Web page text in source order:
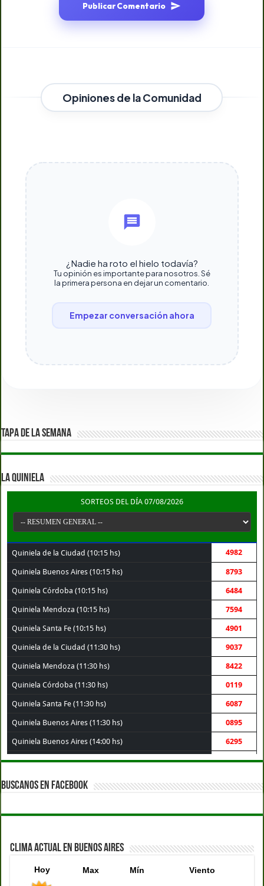
Publicar Comentario
Opiniones de la Comunidad
¿Nadie ha roto el hielo todavía?
Tu opinión es importante para nosotros. Sé
la primera persona en dejar un comentario.
Empezar conversación ahora
TAPA DE LA SEMANA
LA QUINIELA
SORTEOS DEL DÍA 07/08/2026
Quiniela de la Ciudad (10:15 hs) 4982
Quiniela Buenos Aires (10:15 hs) 8793
Quiniela Córdoba (10:15 hs) 6484
Quiniela Mendoza (10:15 hs) 7594
Quiniela Santa Fe (10:15 hs) 4901
Quiniela de la Ciudad (11:30 hs) 9037
Quiniela Mendoza (11:30 hs) 8422
Quiniela Córdoba (11:30 hs) 0119
Quiniela Santa Fe (11:30 hs) 6087
Quiniela Buenos Aires (11:30 hs) 0895
Quiniela Buenos Aires (14:00 hs) 6295
Quiniela de la Ciudad (14:00 hs) 9906
Quiniela Córdoba (14:00 hs)
Quiniela Mendoza (14:00 hs) 1794
BUSCANOS EN FACEBOOK
CLIMA ACTUAL EN BUENOS AIRES
Hoy Max Mín Viento